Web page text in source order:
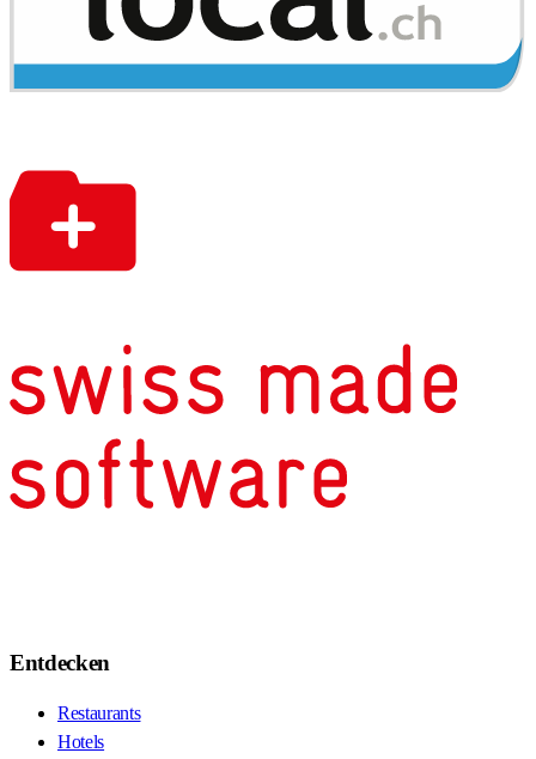
Entdecken
Restaurants
Hotels